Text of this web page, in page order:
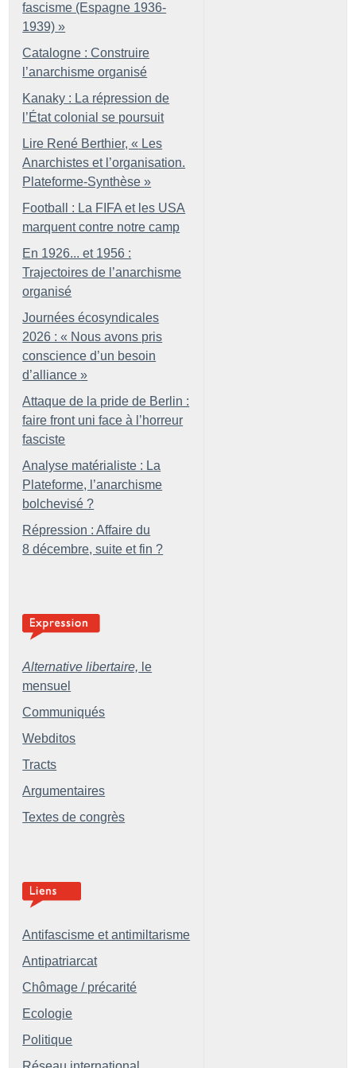
fascisme (Espagne 1936-
1939) »
Catalogne : Construire
l’anarchisme organisé
Kanaky : La répression de
l’État colonial se poursuit
Lire René Berthier, « Les
Anarchistes et l’organisation.
Plateforme-Synthèse »
Football : La FIFA et les USA
marquent contre notre camp
En 1926... et 1956 :
Trajectoires de l’anarchisme
organisé
Journées écosyndicales
2026 : « Nous avons pris
conscience d’un besoin
d’alliance »
Attaque de la pride de Berlin :
faire front uni face à l’horreur
fasciste
Analyse matérialiste : La
Plateforme, l’anarchisme
bolchevisé ?
Répression : Affaire du
8 décembre, suite et fin ?
Alternative libertaire, le
mensuel
Communiqués
Webditos
Tracts
Argumentaires
Textes de congrès
Antifascisme et antimiltarisme
Antipatriarcat
Chômage / précarité
Ecologie
Politique